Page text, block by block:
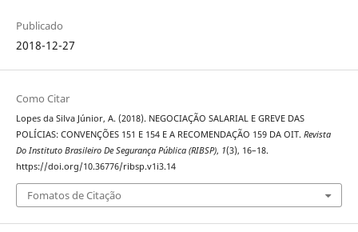
Publicado
2018-12-27
Como Citar
Lopes da Silva Júnior, A. (2018). NEGOCIAÇÃO SALARIAL E GREVE DAS
POLÍCIAS: CONVENÇÕES 151 E 154 E A RECOMENDAÇÃO 159 DA OIT. Revista
Do Instituto Brasileiro De Segurança Pública (RIBSP), 1(3), 16–18.
https://doi.org/10.36776/ribsp.v1i3.14
Fomatos de Citação